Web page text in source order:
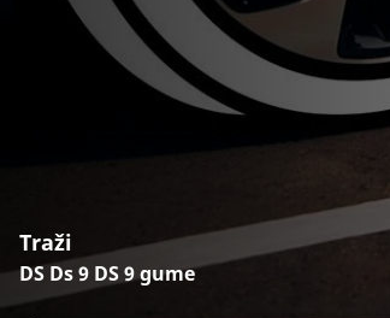
Traži
DS Ds 9 DS 9 gume